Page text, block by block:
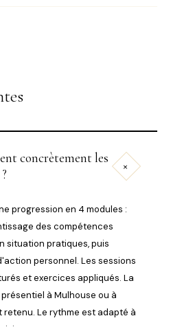
concrètement les
+
progression en 4 modules :
des compétences
situation pratiques, puis
personnel. Les sessions
et exercices appliqués. La
à Mulhouse ou à
retenu. Le rythme est adapté à